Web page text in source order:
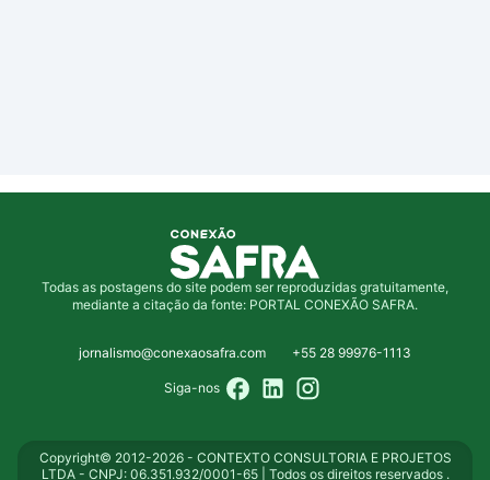
Todas as postagens do site podem ser reproduzidas gratuitamente,
mediante a citação da fonte: PORTAL CONEXÃO SAFRA.
jornalismo@conexaosafra.com +55 28 99976-1113
Siga-nos
Copyright© 2012-2026 - CONTEXTO CONSULTORIA E PROJETOS
LTDA - CNPJ: 06.351.932/0001-65 | Todos os direitos reservados .